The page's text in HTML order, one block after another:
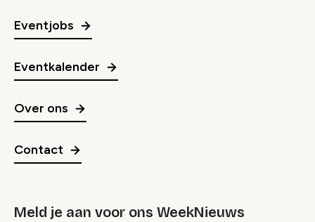
Eventjobs
Eventkalender
Over ons
Contact
Meld je aan voor ons WeekNieuws